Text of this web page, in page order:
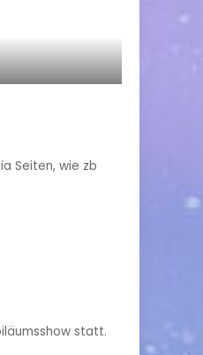
Seiten, wie zb
statt.